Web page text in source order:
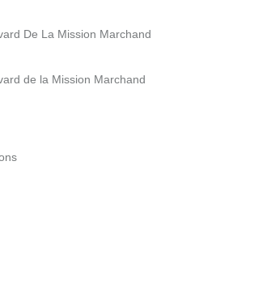
De La Mission Marchand
de la Mission Marchand